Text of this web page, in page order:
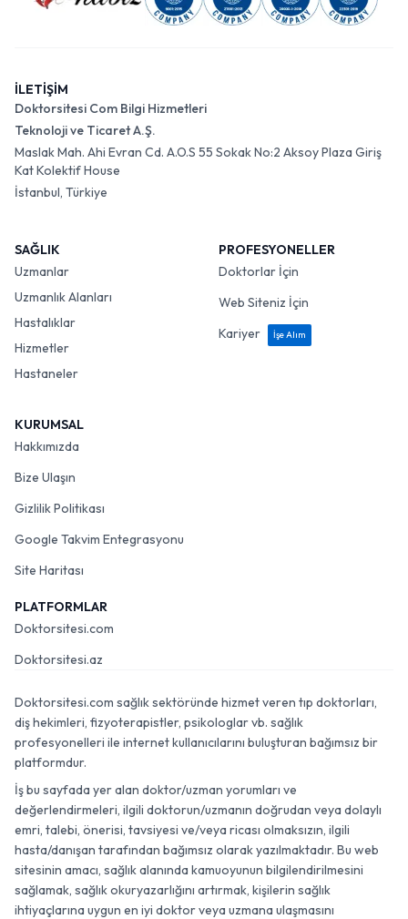
İLETİŞİM
Doktorsitesi Com Bilgi Hizmetleri
Teknoloji ve Ticaret A.Ş.
Maslak Mah. Ahi Evran Cd. A.O.S 55 Sokak No:2 Aksoy Plaza Giriş
Kat Kolektif House
İstanbul, Türkiye
SAĞLIK
Uzmanlar
Uzmanlık Alanları
Hastalıklar
Hizmetler
Hastaneler
PROFESYONELLER
Doktorlar İçin
Web Siteniz İçin
Kariyer
İşe Alım
KURUMSAL
Hakkımızda
Bize Ulaşın
Gizlilik Politikası
Google Takvim Entegrasyonu
Site Haritası
PLATFORMLAR
Doktorsitesi.com
Doktorsitesi.az
Doktorsitesi.com sağlık sektöründe hizmet veren tıp doktorları,
diş hekimleri, fizyoterapistler, psikologlar vb. sağlık
profesyonelleri ile internet kullanıcılarını buluşturan bağımsız bir
platformdur.
İş bu sayfada yer alan doktor/uzman yorumları ve
değerlendirmeleri, ilgili doktorun/uzmanın doğrudan veya dolaylı
emri, talebi, önerisi, tavsiyesi ve/veya ricası olmaksızın, ilgili
hasta/danışan tarafından bağımsız olarak yazılmaktadır. Bu web
sitesinin amacı, sağlık alanında kamuoyunun bilgilendirilmesini
sağlamak, sağlık okuryazarlığını artırmak, kişilerin sağlık
ihtiyaçlarına uygun en iyi doktor veya uzmana ulaşmasını